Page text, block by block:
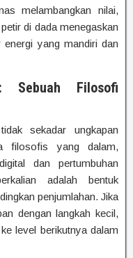
melambangkan nilai,
di dada menegaskan
yang mandiri dan
Sebuah Filosofi
sekadar ungkapan
filosofis yang dalam,
dan pertumbuhan
adalah bentuk
penjumlahan. Jika
dengan langkah kecil,
level berikutnya dalam